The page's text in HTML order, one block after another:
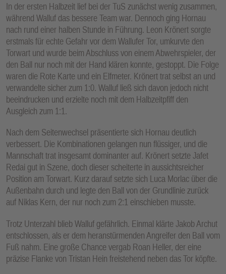
In der ersten Halbzeit lief bei der TuS zunächst wenig zusammen,
während Walluf das bessere Team war. Dennoch ging Hornau
nach rund einer halben Stunde in Führung. Leon Krönert sorgte
erstmals für echte Gefahr vor dem Wallufer Tor, umkurvte den
Torwart und wurde beim Abschluss von einem Abwehrspieler, der
den Ball nur noch mit der Hand klären konnte, gestoppt. Die Folge
waren die Rote Karte und ein Elfmeter. Krönert trat selbst an und
verwandelte sicher zum 1:0. Walluf ließ sich davon jedoch nicht
beeindrucken und erzielte noch mit dem Halbzeitpfiff den
Ausgleich zum 1:1.
Nach dem Seitenwechsel präsentierte sich Hornau deutlich
verbessert. Die Kombinationen gelangen nun flüssiger, und die
Mannschaft trat insgesamt dominanter auf. Krönert setzte Jafet
Redai gut in Szene, doch dieser scheiterte in aussichtsreicher
Position am Torwart. Kurz darauf setzte sich Luca Morlac über die
Außenbahn durch und legte den Ball von der Grundlinie zurück
auf Niklas Kern, der nur noch zum 2:1 einschieben musste.
Trotz Unterzahl blieb Walluf gefährlich. Einmal klärte Jakob Archut
entschlossen, als er dem heranstürmenden Angreifer den Ball vom
Fuß nahm. Eine große Chance vergab Roan Heller, der eine
präzise Flanke von Tristan Hein freistehend neben das Tor köpfte.